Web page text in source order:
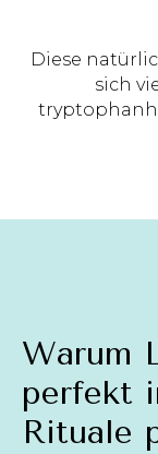
Diese
sich
Warum
perfekt
Rituale